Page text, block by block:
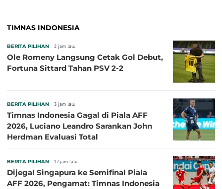
TIMNAS INDONESIA
BERITA PILIHAN 2 jam lalu
Ole Romeny Langsung Cetak Gol Debut,
Fortuna Sittard Tahan PSV 2-2
BERITA PILIHAN 3 jam lalu
Timnas Indonesia Gagal di Piala AFF
2026, Luciano Leandro Sarankan John
Herdman Evaluasi Total
BERITA PILIHAN 17 jam lalu
Dijegal Singapura ke Semifinal Piala
AFF 2026, Pengamat: Timnas Indonesia